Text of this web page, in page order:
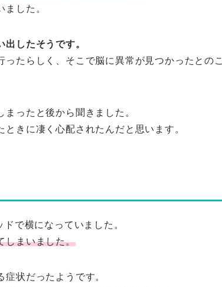
した。
出したそうです。
たらしく、そこで脳に異常が見つかったとのこ
まったと後から聞きました。
きに凄く心配されたんだと思います。
で横になっていました。
しまいました。
状だったようです。